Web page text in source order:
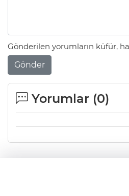
Gönderilen yorumların küfür,
Gönder
Yorumlar (0)